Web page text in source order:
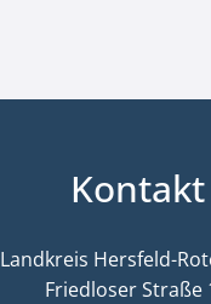
Kontakt
Landkreis Hersfeld-
Friedloser Straße